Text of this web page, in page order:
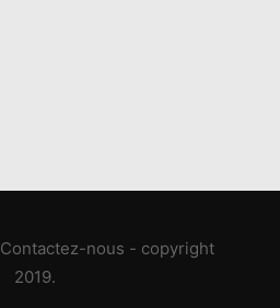
Contactez-nous - copyright
2019.